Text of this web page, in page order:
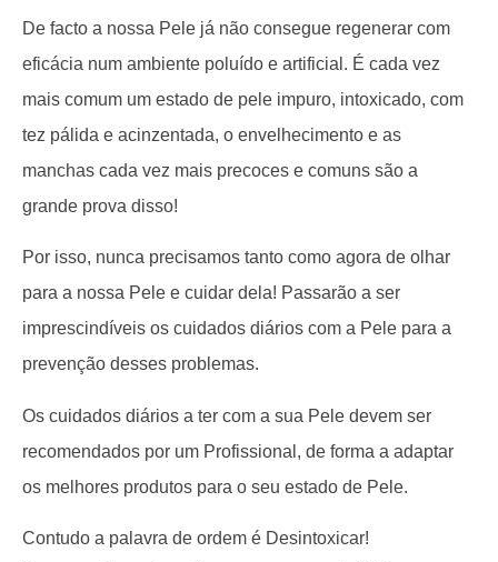
De facto a nossa Pele já não consegue regenerar com
eficácia num ambiente poluído e artificial. É cada vez
mais comum um estado de pele impuro, intoxicado, com
tez pálida e acinzentada, o envelhecimento e as
manchas cada vez mais precoces e comuns são a
grande prova disso!
Por isso, nunca precisamos tanto como agora de olhar
para a nossa Pele e cuidar dela! Passarão a ser
imprescindíveis os cuidados diários com a Pele para a
prevenção desses problemas.
Os cuidados diários a ter com a sua Pele devem ser
recomendados por um Profissional, de forma a adaptar
os melhores produtos para o seu estado de Pele.
Contudo a palavra de ordem é Desintoxicar!